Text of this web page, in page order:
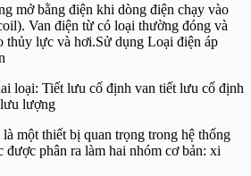
mở bằng điện khi dòng điện chạy vào
Van điện từ có loại thường đóng và
thủy lực và hơi.Sử dụng Loại điện áp
loại: Tiết lưu cố định van tiết lưu cố định
lượng
là một thiết bị quan trọng trong hệ thống
phân ra làm hai nhóm cơ bản: xi